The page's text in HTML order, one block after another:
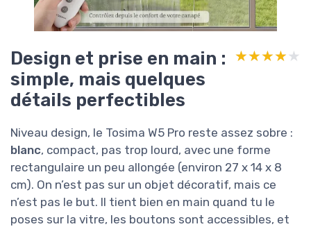
Design et prise en main :
simple, mais quelques
détails perfectibles
★★★★★
★★★★★
Niveau design, le Tosima W5 Pro reste assez sobre :
blanc, compact, pas trop lourd, avec une forme
rectangulaire un peu allongée (environ 27 x 14 x 8
cm). On n’est pas sur un objet décoratif, mais ce
n’est pas le but. Il tient bien en main quand tu le
poses sur la vitre, les boutons sont accessibles, et